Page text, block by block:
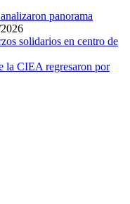
panorama
solidarios en centro de
la CIEA regresaron por